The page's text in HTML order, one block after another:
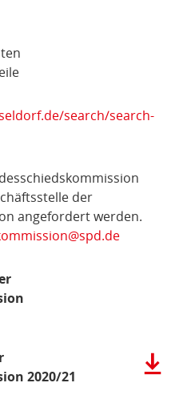
search/search-
der
angefordert werden.
2020/21
der